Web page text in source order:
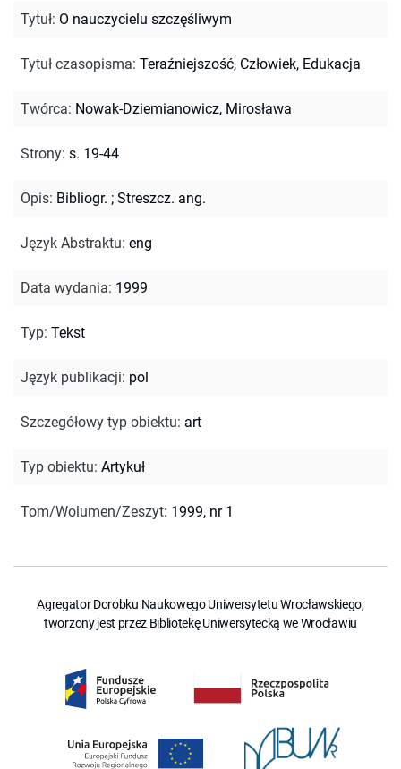
Tytuł: O nauczycielu szczęśliwym
Tytuł czasopisma: Teraźniejszość, Człowiek, Edukacja
Twórca: Nowak-Dziemianowicz, Mirosława
Strony: s. 19-44
Opis: Bibliogr. ; Streszcz. ang.
Język Abstraktu: eng
Data wydania: 1999
Typ: Tekst
Język publikacji: pol
Szczegółowy typ obiektu: art
Typ obiektu: Artykuł
Tom/Wolumen/Zeszyt: 1999, nr 1
Agregator Dorobku Naukowego Uniwersytetu Wrocławskiego,
tworzony jest przez Bibliotekę Uniwersytecką we Wrocławiu